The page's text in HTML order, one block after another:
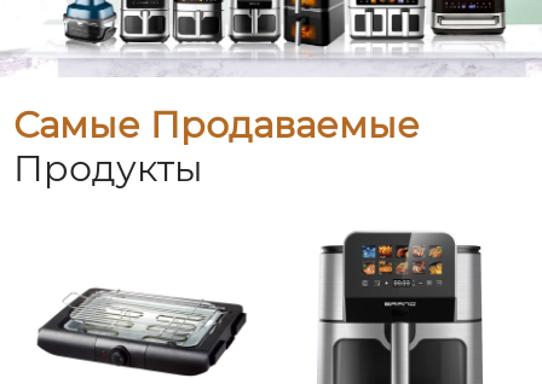
Самые Продаваемые
Продукты